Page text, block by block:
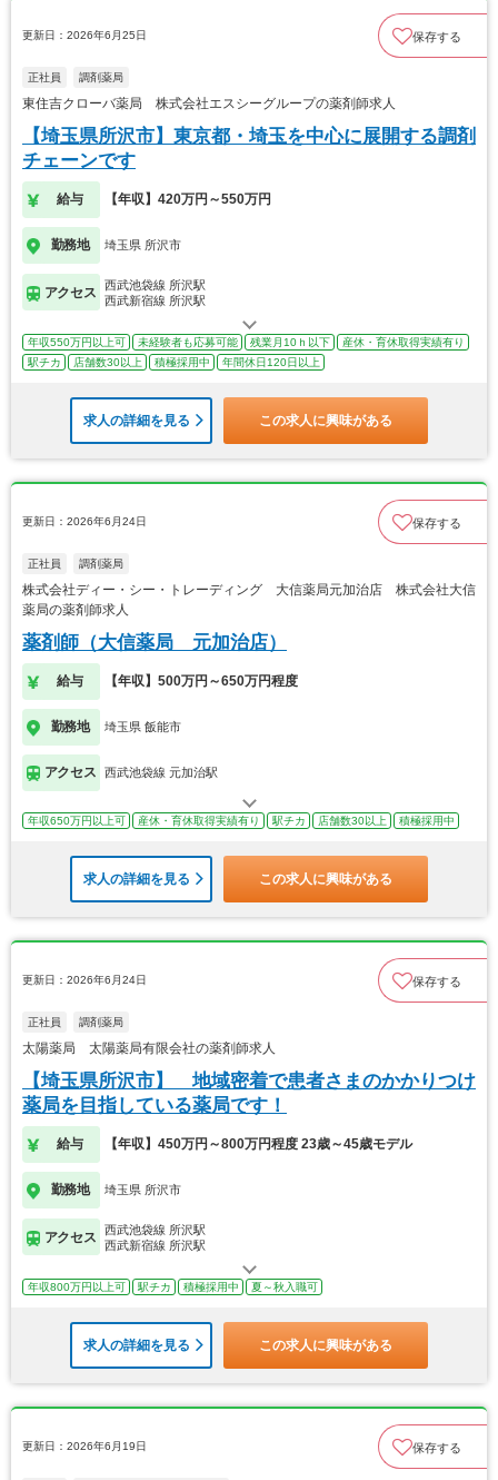
更新日：2026年6月25日 保存する
正社員 調剤薬局
東住吉クローバ薬局 株式会社エスシーグループの薬剤師求人
【埼玉県所沢市】東京都・埼玉を中心に展開する調剤
チェーンです
給与 【年収】420万円～550万円
勤務地 埼玉県 所沢市
アクセス
西武池袋線 所沢駅
西武新宿線 所沢駅
年収550万円以上可 未経験者も応募可能 残業月10ｈ以下
産休・育休取得実績有り
駅チカ
店舗数30以上 積極採用中 年間休日120日以上
求人の詳細を見る この求人に興味がある
更新日：2026年6月24日 保存する
正社員 調剤薬局
株式会社ディー・シー・トレーディング 大信薬局元加治店 株式会社大信
薬局の薬剤師求人
薬剤師（大信薬局 元加治店）
給与 【年収】500万円～650万円程度
勤務地 埼玉県 飯能市
アクセス 西武池袋線 元加治駅
年収650万円以上可 産休・育休取得実績有り 駅チカ 店舗数30以上 積極採用中
求人の詳細を見る この求人に興味がある
更新日：2026年6月24日 保存する
正社員 調剤薬局
太陽薬局 太陽薬局有限会社の薬剤師求人
【埼玉県所沢市】 地域密着で患者さまのかかりつけ
薬局を目指している薬局です！
給与 【年収】450万円～800万円程度 23歳～45歳モデル
勤務地 埼玉県 所沢市
アクセス
西武池袋線 所沢駅
西武新宿線 所沢駅
年収800万円以上可 駅チカ 積極採用中 夏～秋入職可
求人の詳細を見る この求人に興味がある
更新日：2026年6月19日 保存する